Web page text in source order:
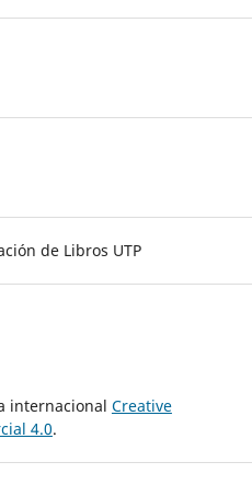
de Libros UTP
internacional Creative
4.0.